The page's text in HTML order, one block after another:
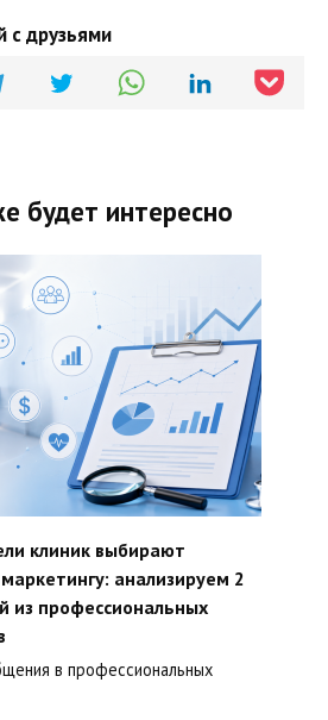
с друзьями
будет интересно
клиник выбирают
анализируем 2
из профессиональных
в профессиональных